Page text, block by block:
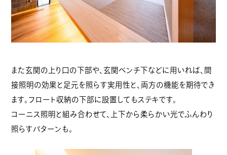
また玄関の上り口の下部や、玄関ベンチ下などに用いれば、間
接照明の効果と足元を照らす実用性と、両方の機能を期待でき
ます。フロート収納の下部に設置してもステキです。
コーニス照明と組み合わせて、上下から柔らかい光でふんわり
照らすパターンも。